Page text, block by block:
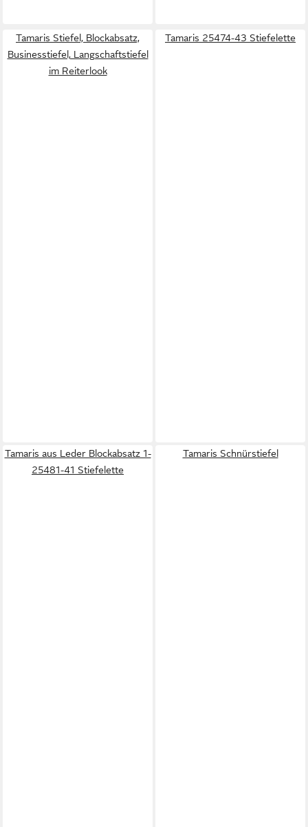
Tamaris Stiefel, Blockabsatz,
Businesstiefel, Langschaftstiefel
im Reiterlook
Tamaris 25474-43 Stiefelette
Tamaris aus Leder Blockabsatz 1-
25481-41 Stiefelette
Tamaris Schnürstiefel